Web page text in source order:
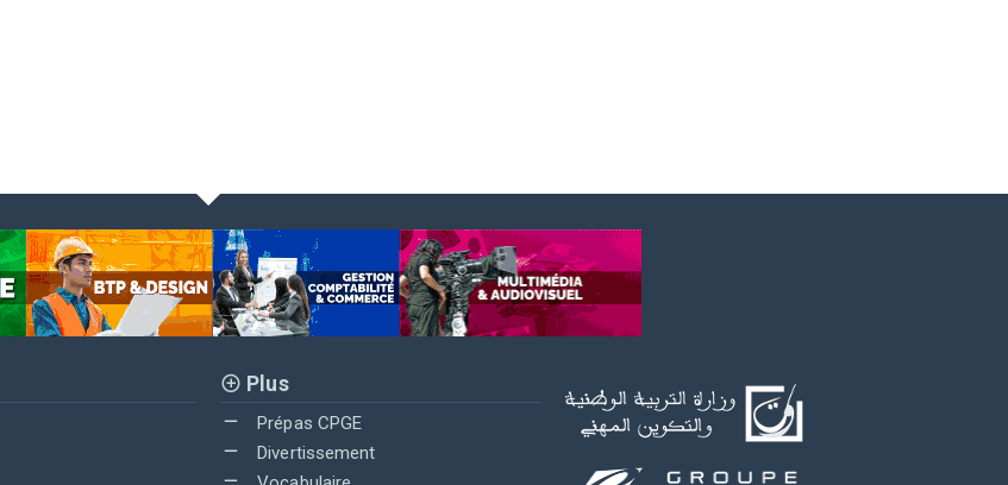
Plus
Prépas CPGE
Divertissement